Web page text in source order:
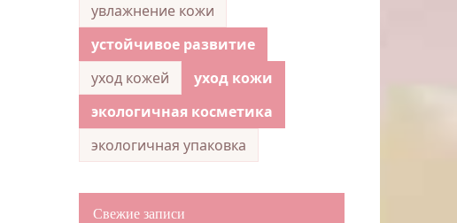
увлажнение кожи
устойчивое развитие
уход кожей
уход кожи
экологичная косметика
экологичная упаковка
Свежие записи